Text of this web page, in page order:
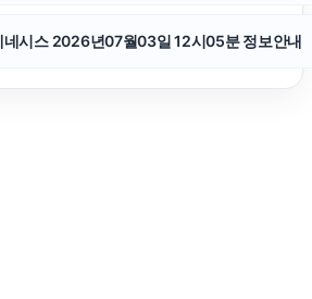
폰테크
네시스 2026년07월03일 12시05분 정보안내